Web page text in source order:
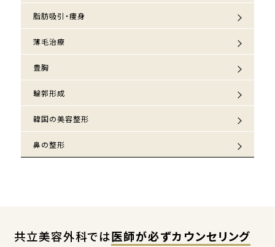
脂肪吸引・痩身
薄毛治療
豊胸
輪郭形成
韓国の美容整形
鼻の整形
共立美容外科では医師が必ずカウンセリング